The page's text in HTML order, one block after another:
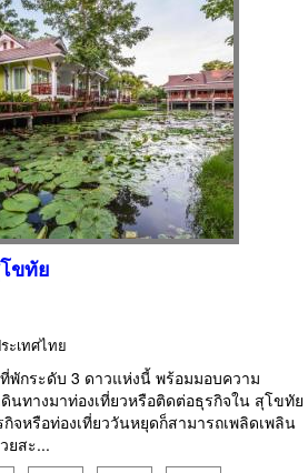
ขทัย
ะเทศไทย
พักระดับ 3 ดาวแห่งนี้ พร้อมมอบความ
นทางมาท่องเที่ยวหรือติดต่อธุรกิจใน สุโขทัย
จหรือท่องเที่ยววันหยุดก็สามารถเพลิดเพลิน
ยสะ...